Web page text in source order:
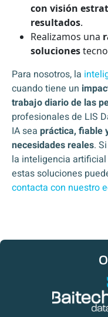
con visión
resultados.
Realizamos una
soluciones
Para nosotros, la
cuando tiene un
trabajo diario de las
profesionales de LIS
IA sea práctica, fiable
necesidades reales.
la inteligencia
estas soluciones
contacta con nuestro